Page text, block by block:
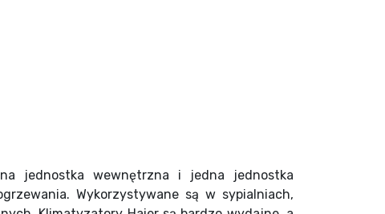
jednostka wewnętrzna i jedna jednostka
Wykorzystywane są w sypialniach,